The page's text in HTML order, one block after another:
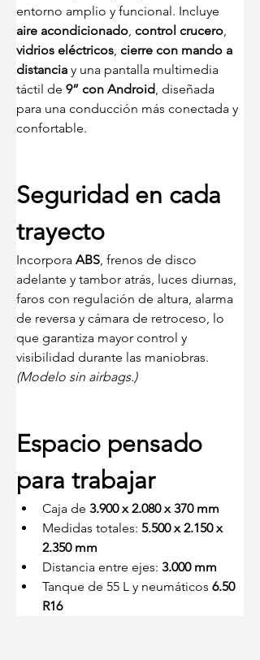
entorno amplio y funcional. Incluye
aire acondicionado, control crucero,
vidrios eléctricos, cierre con mando a
distancia y una pantalla multimedia
táctil de 9” con Android, diseñada
para una conducción más conectada y
confortable.
Seguridad en cada
trayecto
Incorpora ABS, frenos de disco
adelante y tambor atrás, luces diurnas,
faros con regulación de altura, alarma
de reversa y cámara de retroceso, lo
que garantiza mayor control y
visibilidad durante las maniobras.
(Modelo sin airbags.)
Espacio pensado
para trabajar
Caja de 3.900 x 2.080 x 370 mm
Medidas totales: 5.500 x 2.150 x
2.350 mm
Distancia entre ejes: 3.000 mm
Tanque de 55 L y neumáticos 6.50
R16